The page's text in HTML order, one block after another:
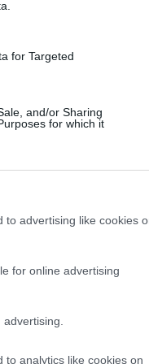
for Targeted
and/or Sharing
for which it
to advertising like cookies
for online advertising
to analytics like cookies on
, πήγαινε στο
την
χρειαστείς!
απάντηση